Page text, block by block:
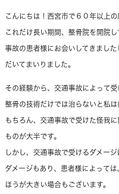
こんにちは！西宮市で６０年以上の
これだけ長い期間、整骨院を開院
事故の患者様にお会いしてきまし
だいてまいりました。
その経験から、交通事故によって受
整骨の技術だけでは治らないと私は
もちろん、交通事故で受けた怪我
ものが大半です。
しかし、交通事故で受けるダメー
ダメージもあり、患者様によって
ほうが大きい場合もございます。